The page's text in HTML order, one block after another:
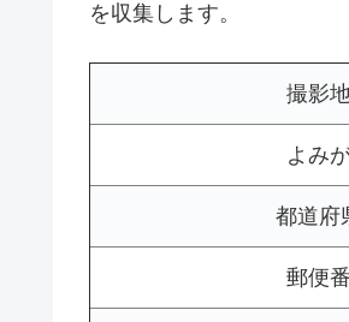
を収集します。
撮影
よみ
都道府
郵便